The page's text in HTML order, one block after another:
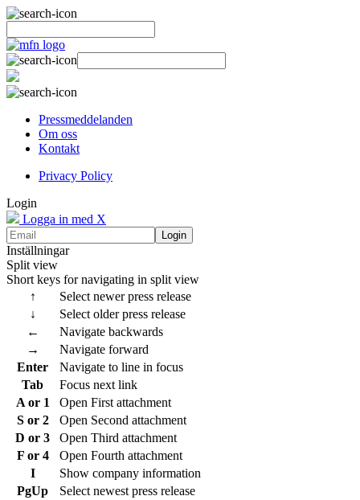
Pressmeddelanden
Om oss
Kontakt
Privacy Policy
Login
Logga in med X
Login
Inställningar
Split view
Short keys for navigating in split view
↑
Select newer press release
↓
Select older press release
←
Navigate backwards
→
Navigate forward
Enter
Navigate to line in focus
Tab
Focus next link
A or 1
Open First attachment
S or 2
Open Second attachment
D or 3
Open Third attachment
F or 4
Open Fourth attachment
I
Show company information
PgUp
Select newest press release